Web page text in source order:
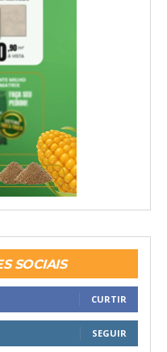
SOCIAIS
CURTIR
SEGUIR